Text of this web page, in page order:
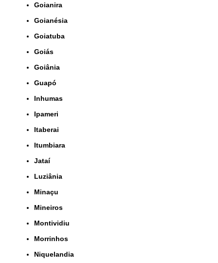
Goianira
Goianésia
Goiatuba
Goiás
Goiânia
Guapó
Inhumas
Ipameri
Itaberai
Itumbiara
Jataí
Luziânia
Minaçu
Mineiros
Montividiu
Morrinhos
Niquelandia